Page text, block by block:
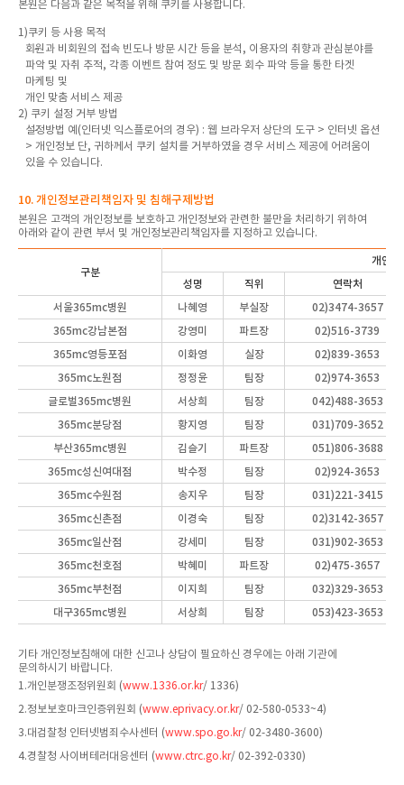
본원은 다음과 같은 목적을 위해 쿠키를 사용합니다.
1)쿠키 등 사용 목적
회원과 비회원의 접속 빈도나 방문 시간 등을 분석, 이용자의 취향과 관심분야를
파악 및 자취 추적, 각종 이벤트 참여 정도 및 방문 회수 파악 등을 통한 타겟
마케팅 및
개인 맞춤 서비스 제공
2) 쿠키 설정 거부 방법
설정방법 예(인터넷 익스플로어의 경우) : 웹 브라우저 상단의 도구 > 인터넷 옵션
> 개인정보 단, 귀하께서 쿠키 설치를 거부하였을 경우 서비스 제공에 어려움이
있을 수 있습니다.
10. 개인정보관리책임자 및 침해구제방법
본원은 고객의 개인정보를 보호하고 개인정보와 관련한 불만을 처리하기 위하여
아래와 같이 관련 부서 및 개인정보관리책임자를 지정하고 있습니다.
구분
개인정
성명
직위
연락처
서울365mc병원
나혜영 부실장
02)3474-3657
365mc강남본점
강영미 파트장
02)516-3739
365mc영등포점
이화영 실장
02)839-3653
365mc노원점
정정윤 팀장
02)974-3653
글로벌365mc병원
서상희 팀장
042)488-3653
365mc분당점
황지영 팀장
031)709-3652
부산365mc병원
김슬기 파트장
051)806-3688
365mc성신여대점
박수정 팀장
02)924-3653
365mc수원점
송지우 팀장
031)221-3415
365mc신촌점
이경숙 팀장
02)3142-3657
365mc일산점
강세미 팀장
031)902-3653
365mc천호점
박혜미 파트장
02)475-3657
365mc부천점
이지희 팀장
032)329-3653
대구365mc병원
서상희 팀장 053)423-3653
기타 개인정보침해에 대한 신고나 상담이 필요하신 경우에는 아래 기관에
문의하시기 바랍니다.
1.개인분쟁조정위원회 (www.1336.or.kr/ 1336)
2.정보보호마크인증위원회 (www.eprivacy.or.kr/ 02-580-0533~4)
3.대검찰청 인터넷범죄수사센터 (www.spo.go.kr/ 02-3480-3600)
4.경찰청 사이버테러대응센터 (www.ctrc.go.kr/ 02-392-0330)